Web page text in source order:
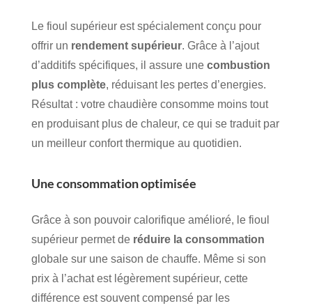
Le fioul supérieur est spécialement conçu pour
offrir un rendement supérieur. Grâce à l’ajout
d’additifs spécifiques, il assure une combustion
plus complète, réduisant les pertes d’energies.
Résultat : votre chaudière consomme moins tout
en produisant plus de chaleur, ce qui se traduit par
un meilleur confort thermique au quotidien.
Une consommation optimisée
Grâce à son pouvoir calorifique amélioré, le fioul
supérieur permet de réduire la consommation
globale sur une saison de chauffe. Même si son
prix à l’achat est légèrement supérieur, cette
différence est souvent compensé par les